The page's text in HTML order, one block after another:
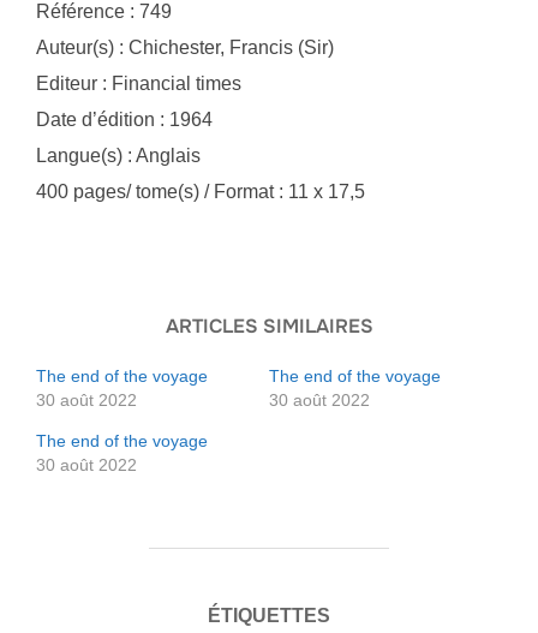
Référence : 749
Auteur(s) : Chichester, Francis (Sir)
Editeur : Financial times
Date d’édition : 1964
Langue(s) : Anglais
400 pages/ tome(s) / Format : 11 x 17,5
ARTICLES SIMILAIRES
The end of the voyage
30 août 2022
The end of the voyage
30 août 2022
The end of the voyage
30 août 2022
ÉTIQUETTES